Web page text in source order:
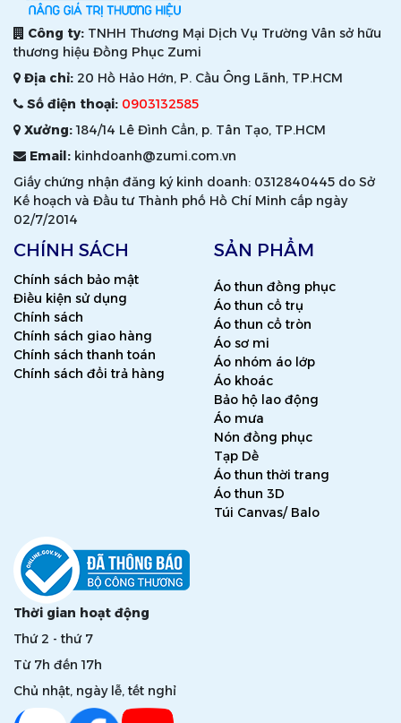
Công ty: TNHH Thương Mại Dịch Vụ Trường Vân sở hữu
thương hiệu Đồng Phục Zumi
Địa chỉ: 20 Hồ Hảo Hớn, P. Cầu Ông Lãnh, TP.HCM
Số điện thoại: 0903132585
Xưởng:184/14 Lê Đình Cẩn, p. Tân Tạo, TP.HCM
Email: kinhdoanh@zumi.com.vn
Giấy chứng nhận đăng ký kinh doanh: 0312840445 do Sở
Kế hoạch và Đầu tư Thành phố Hồ Chí Minh cấp ngày
02/7/2014
CHÍNH SÁCH
Chính sách bảo mật
Điều kiện sử dụng
Chính sách
Chính sách giao hàng
Chính sách thanh toán
Chính sách đổi trả hàng
SẢN PHẨM
Áo thun đồng phục
Áo thun cổ trụ
Áo thun cổ tròn
Áo sơ mi
Áo nhóm áo lớp
Áo khoác
Bảo hộ lao động
Áo mưa
Nón đồng phục
Tạp Dề
Áo thun thời trang
Áo thun 3D
Túi Canvas/ Balo
Thời gian hoạt động
Thứ 2 - thứ 7
Từ 7h đến 17h
Chủ nhật, ngày lễ, tết nghỉ